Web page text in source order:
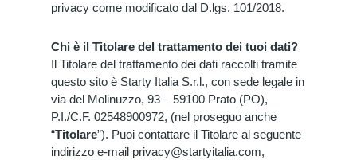
privacy come modificato dal D.lgs. 101/2018.
Chi è il Titolare del trattamento dei tuoi dati?
Il Titolare del trattamento dei dati raccolti tramite
questo sito è Starty Italia S.r.l., con sede legale in
via del Molinuzzo, 93 – 59100 Prato (PO),
P.I./C.F. 02548900972, (nel proseguo anche
“Titolare”). Puoi contattare il Titolare al seguente
indirizzo e-mail privacy@startyitalia.com,